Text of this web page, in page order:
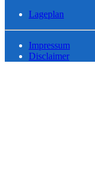
Lageplan
Impressum
Disclaimer